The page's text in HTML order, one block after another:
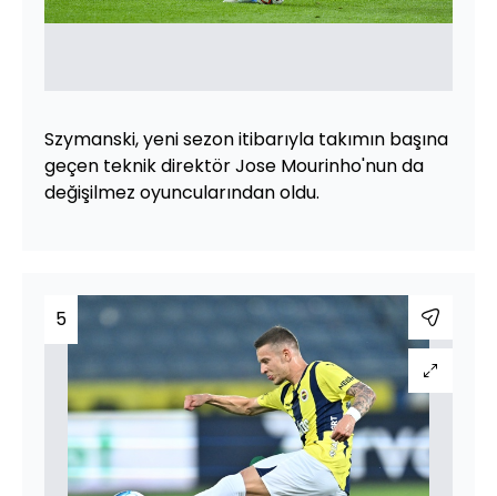
Szymanski, yeni sezon itibarıyla takımın başına
geçen teknik direktör Jose Mourinho'nun da
değişilmez oyuncularından oldu.
5